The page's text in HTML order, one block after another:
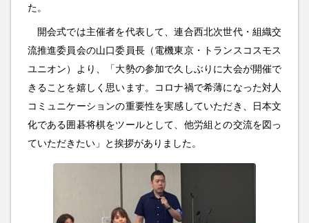
た。
開会式では主催者を代表して、連合西北次世代・組織交
流推進委員会の山口委員長（電機東京・トランスコスモス
ユニオン）より、「大勢の参加で久しぶりに大会が開催で
きることを嬉しく思います。コロナ禍で希薄になった対人
コミュニケーションの重要性を実感していただき、日本文
化である囲碁将棋をツールとして、他労組との交流を図っ
ていただきたい」と挨拶がありました。